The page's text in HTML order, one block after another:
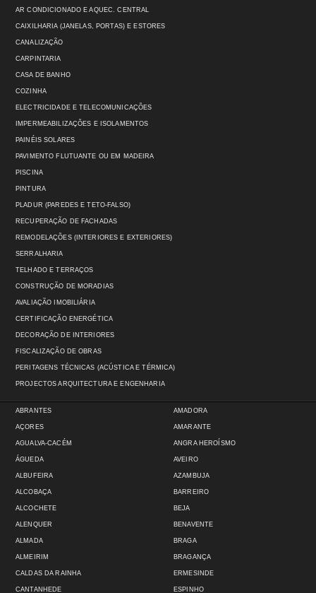
AR CONDICIONADO E AQUEC. CENTRAL
CAIXILHARIA (JANELAS, PORTAS) E ESTORES
CANALIZAÇÃO
CARPINTARIA
CASA DE BANHO
COZINHA
ELECTRICIDADE E TELECOMUNICAÇÕES
IMPERMEABILIZAÇÕES E ISOLAMENTOS
PAINÉIS SOLARES
PAVIMENTO FLUTUANTE OU EM MADEIRA
PISCINA
PINTURA
PLADUR (PAREDES E TETO-FALSO)
RECUPERAÇÃO DE FACHADAS
REMODELAÇÕES (INTERIORES E EXTERIORES)
SERRALHARIA
TELHADO E TERRAÇOS
CONSTRUÇÃO DE MORADIAS
AVALIAÇÃO IMOBILIÁRIA
CERTIFICAÇÃO ENERGÉTICA
DECORAÇÃO DE INTERIORES
FISCALIZAÇÃO DE OBRAS
PERITAGENS TÉCNICAS (ACÚSTICA E TÉRMICA)
PROJECTOS ARQUITECTURA E ENGENHARIA
ABRANTES
AÇORES
AGUALVA-CACÉM
ÁGUEDA
ALBUFEIRA
ALCOBAÇA
ALCOCHETE
ALENQUER
ALMADA
ALMEIRIM
AMADORA
AMARANTE
ANGRA HEROÍSMO
AVEIRO
AZAMBUJA
BARREIRO
BEJA
BENAVENTE
BRAGA
BRAGANÇA
CALDAS DA RAINHA
CANTANHEDE
ERMESINDE
ESPINHO